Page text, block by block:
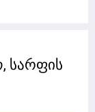
სარფის